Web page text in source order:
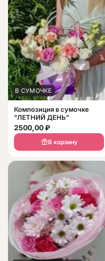
В СУМОЧКЕ
Композиция в сумочке
"ЛЕТНИЙ ДЕНЬ"
2500,00₽
В корзину